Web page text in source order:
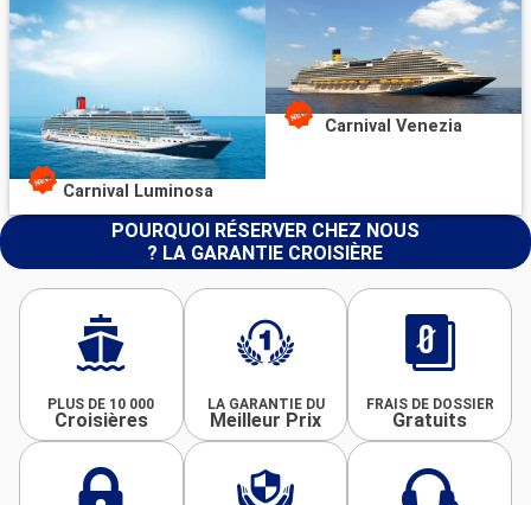
Carnival Luminosa
Carnival Venezia
POURQUOI RÉSERVER CHEZ NOUS
? LA GARANTIE CROISIÈRE
PLUS DE 10 000
Croisières
LA GARANTIE DU
Meilleur Prix
FRAIS DE DOSSIER
Gratuits